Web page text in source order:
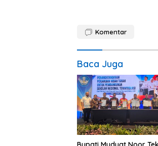
Komentar
Baca Juga